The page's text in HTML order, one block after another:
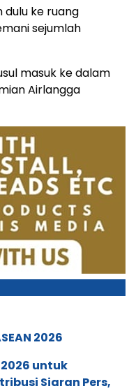
ke ruang
sejumlah
masuk ke dalam
Airlangga
2026
untuk
Siaran Pers,